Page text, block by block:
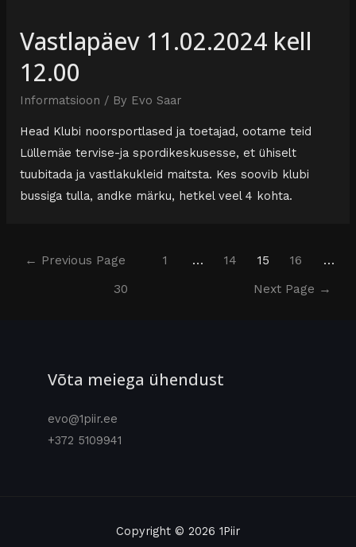
Vastlapäev 11.02.2024 kell
12.00
Informatsioon / By Evo Saar
Head Klubi noorsportlased ja toetajad, ootame teid
Lüllemäe tervise-ja spordikeskusesse, et ühiselt
tuubitada ja vastlakukleid maitsta. Kes soovib klubi
bussiga tulla, andke märku, hetkel veel 4 kohta.
← Previous Page 1 … 14 15 16 …
30 Next Page →
Võta meiega ühendust
evo@1piir.ee
+372 5109941
Copyright © 2026 1Piir